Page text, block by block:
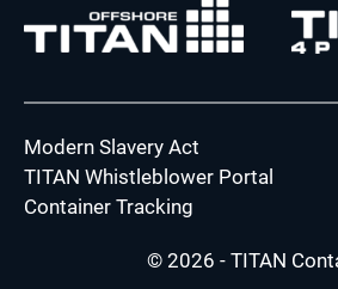
Modern Slavery Act
TITAN Whistleblower Portal
Container Tracking
© 2026 - TITAN